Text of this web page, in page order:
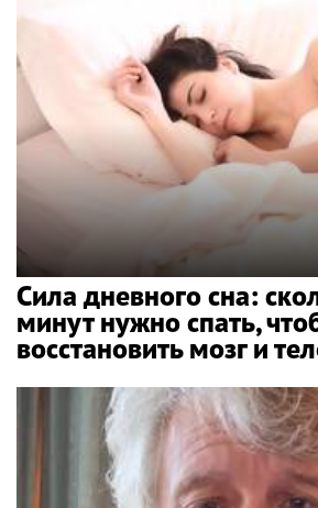
Сила дневного сна:
минут нужно спать,
восстановить мозг и